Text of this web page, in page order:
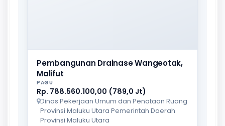
Pembangunan Drainase Wangeotak,
Malifut
PAGU
Rp. 788.560.100,00 (789,0 Jt)
Dinas Pekerjaan Umum dan Penataan Ruang
Provinsi Maluku Utara Pemerintah Daerah
Provinsi Maluku Utara